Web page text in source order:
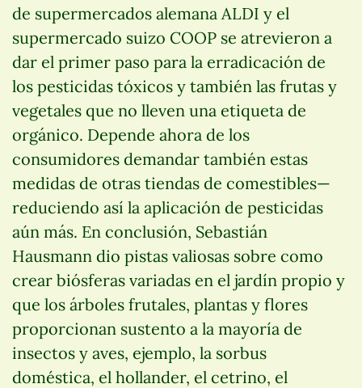
de supermercados alemana ALDI y el
supermercado suizo COOP se atrevieron a
dar el primer paso para la erradicación de
los pesticidas tóxicos y también las frutas y
vegetales que no lleven una etiqueta de
orgánico. Depende ahora de los
consumidores demandar también estas
medidas de otras tiendas de comestibles—
reduciendo así la aplicación de pesticidas
aún más. En conclusión, Sebastián
Hausmann dio pistas valiosas sobre como
crear biósferas variadas en el jardín propio y
que los árboles frutales, plantas y flores
proporcionan sustento a la mayoría de
insectos y aves, ejemplo, la sorbus
doméstica, el hollander, el cetrino, el